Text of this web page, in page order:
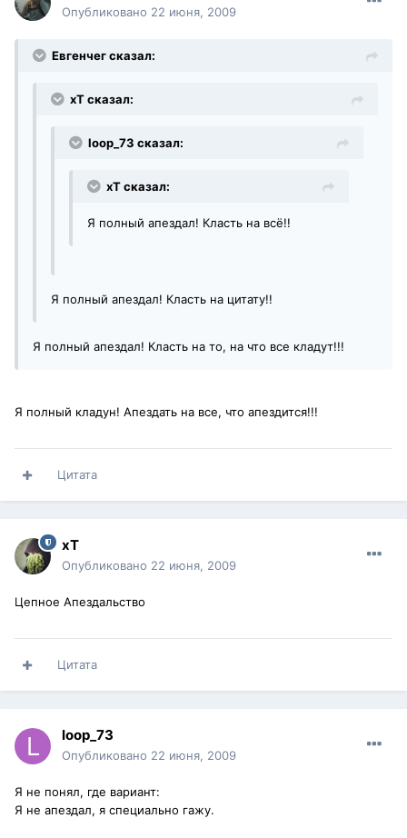
Опубликовано 22 июня, 2009
Евгенчег сказал:
xT сказал:
loop_73 сказал:
xT сказал:
Я полный апездал! Класть на всё!!
Я полный апездал! Класть на цитату!!
Я полный апездал! Класть на то, на что все кладут!!!
Я полный кладун! Апездать на все, что апездится!!!
Цитата
xT
Опубликовано 22 июня, 2009
Цепное Апездальство
Цитата
loop_73
Опубликовано 22 июня, 2009
Я не понял, где вариант:
Я не апездал, я специально гажу.